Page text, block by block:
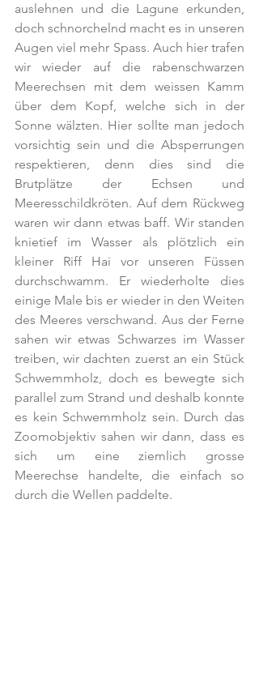
auslehnen und die Lagune erkunden,
doch schnorchelnd macht es in unseren
Augen viel mehr Spass. Auch hier trafen
wir wieder auf die rabenschwarzen
Meerechsen mit dem weissen Kamm
über dem Kopf, welche sich in der
Sonne wälzten. Hier sollte man jedoch
vorsichtig sein und die Absperrungen
respektieren, denn dies sind die
Brutplätze der Echsen und
Meeresschildkröten. Auf dem Rückweg
waren wir dann etwas baff. Wir standen
knietief im Wasser als plötzlich ein
kleiner Riff Hai vor unseren Füssen
durchschwamm. Er wiederholte dies
einige Male bis er wieder in den Weiten
des Meeres verschwand. Aus der Ferne
sahen wir etwas Schwarzes im Wasser
treiben, wir dachten zuerst an ein Stück
Schwemmholz, doch es bewegte sich
parallel zum Strand und deshalb konnte
es kein Schwemmholz sein. Durch das
Zoomobjektiv sahen wir dann, dass es
sich um eine ziemlich grosse
Meerechse handelte, die einfach so
durch die Wellen paddelte.